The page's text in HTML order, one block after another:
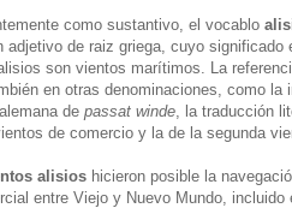
como sustantivo, el vocablo
adjetivo de raiz griega, cuyo significado
son vientos marítimos. La
en otras denominaciones, como la
de passat winde , la traducción
de comercio y la de la segunda
alisios hicieron posible la
entre Viejo y Nuevo Mundo, incluido